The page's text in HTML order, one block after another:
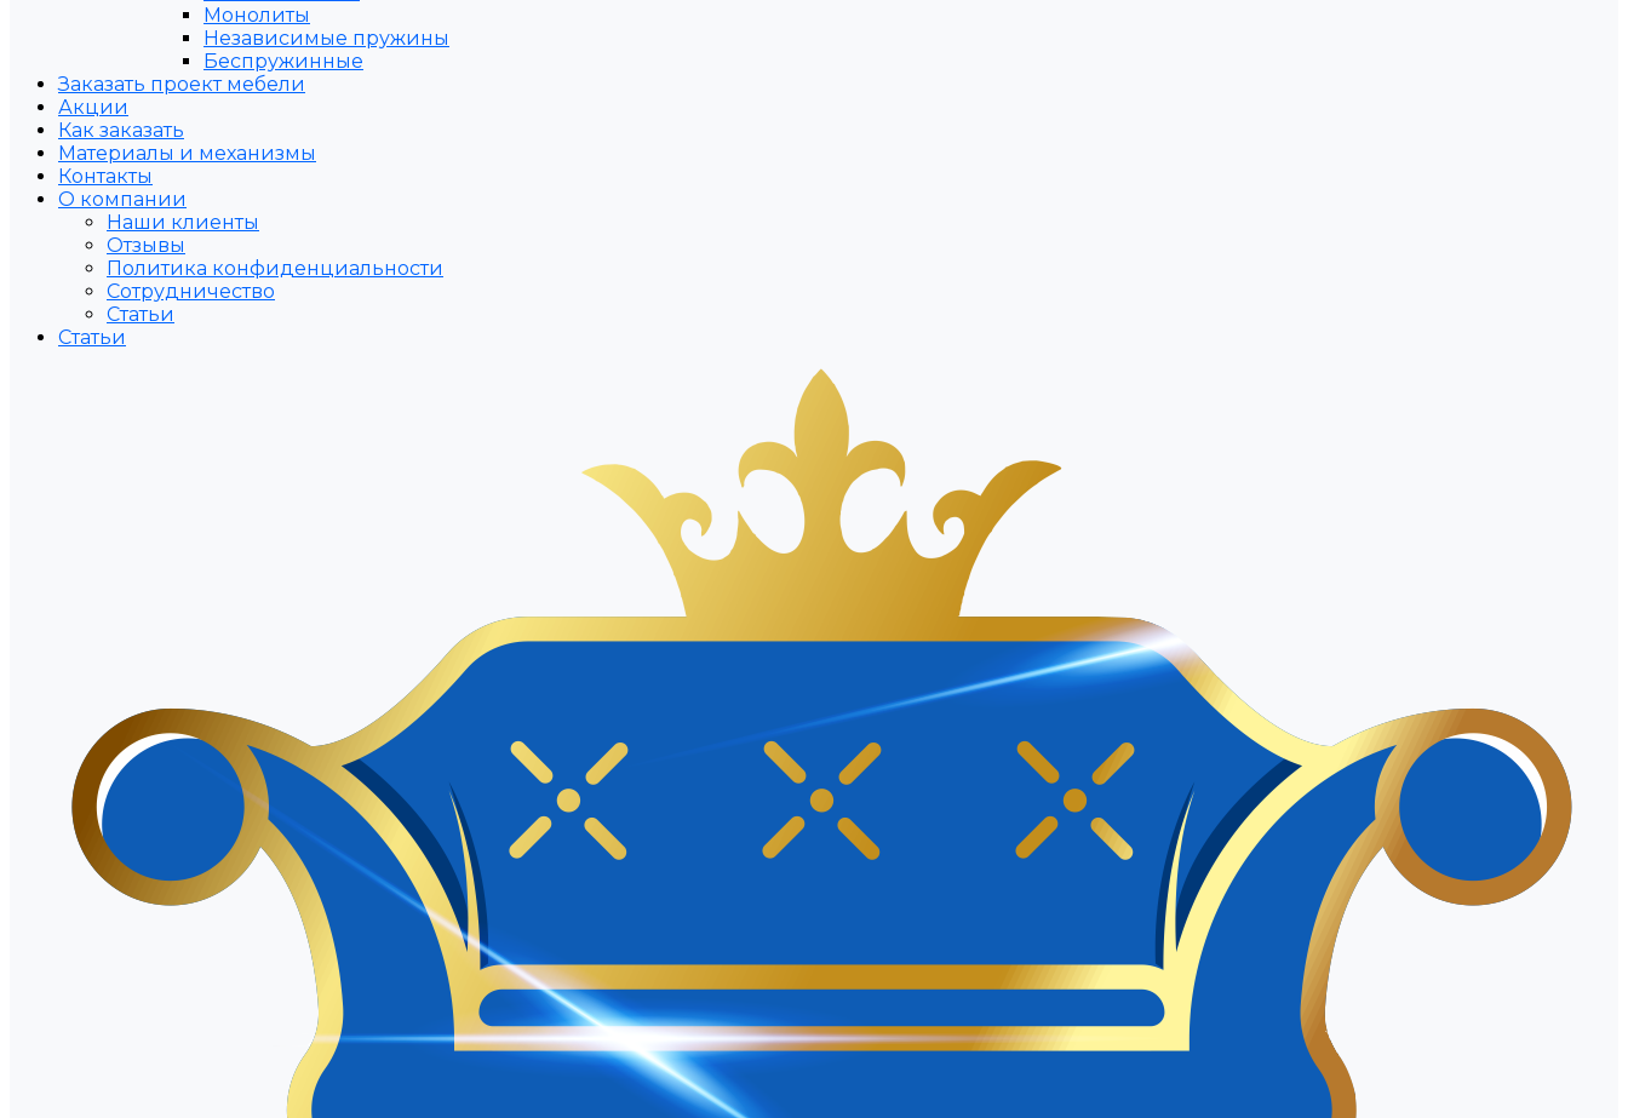
Монолиты
Независимые пружины
Беспружинные
Заказать проект мебели
Акции
Как заказать
Материалы и механизмы
Контакты
О компании
Наши клиенты
Отзывы
Политика конфиденциальности
Сотрудничество
Статьи
Статьи